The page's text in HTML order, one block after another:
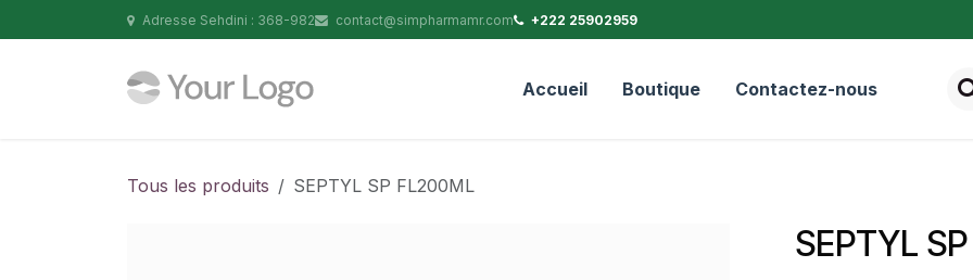
Se rendre au contenuAdresse Sehdini : 368-982 contact@simpharmamr.com +222 25902959
Accueil Boutique Contactez-nous
Tous les produits SEPTYL SP FL200ML
SEPTYL